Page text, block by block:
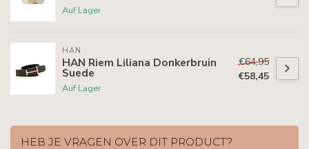
Auf Lager
HAN
HAN Riem Liliana Donkerbruin
Suede
Auf Lager
€64,95
€58,45
HEB JE VRAGEN OVER DIT PRODUCT?